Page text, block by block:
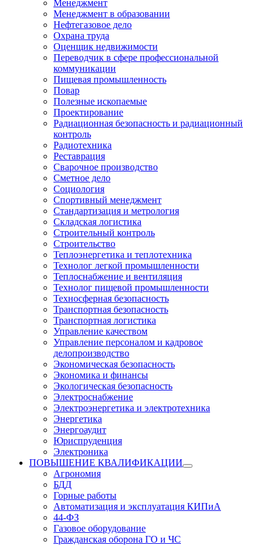
Менеджмент
Менеджмент в образовании
Нефтегазовое дело
Охрана труда
Оценщик недвижимости
Переводчик в сфере профессиональной
коммуникации
Пищевая промышленность
Повар
Полезные ископаемые
Проектирование
Радиационная безопасность и радиационный
контроль
Радиотехника
Реставрация
Сварочное производство
Сметное дело
Социология
Спортивный менеджмент
Стандартизация и метрология
Складская логистика
Строительный контроль
Строительство
Теплоэнергетика и теплотехника
Технолог легкой промышленности
Теплоснабжение и вентиляция
Технолог пищевой промышленности
Техносферная безопасность
Транспортная безопасность
Транспортная логистика
Управление качеством
Управление персоналом и кадровое
делопроизводство
Экономическая безопасность
Экономика и финансы
Экологическая безопасность
Электроснабжение
Электроэнергетика и электротехника
Энергетика
Энергоаудит
Юриспруденция
Электроника
ПОВЫШЕНИЕ КВАЛИФИКАЦИИ
Агрономия
БДД
Горные работы
Автоматизация и эксплуатация КИПиА
44-ФЗ
Газовое оборудование
Гражданская оборона ГО и ЧС